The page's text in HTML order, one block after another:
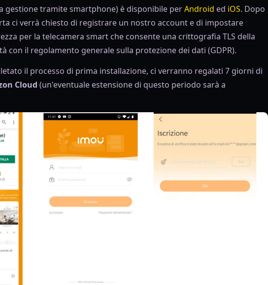
gestione tramite smartphone) è disponibile perAndroid ed iOS. Dopo
ci verrà chiesto di registrare un nostro account e di impostare
per la telecamera smart che consente una crittografia TLS della
con il regolamento generale sulla protezione dei dati (GDPR).
il processo di prima installazione, ci verranno regalati 7 giorni di
Cloud (un'eventuale estensione di questo periodo sarà a